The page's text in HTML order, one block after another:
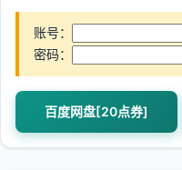
账号：
密码：
百度网盘[20点券]